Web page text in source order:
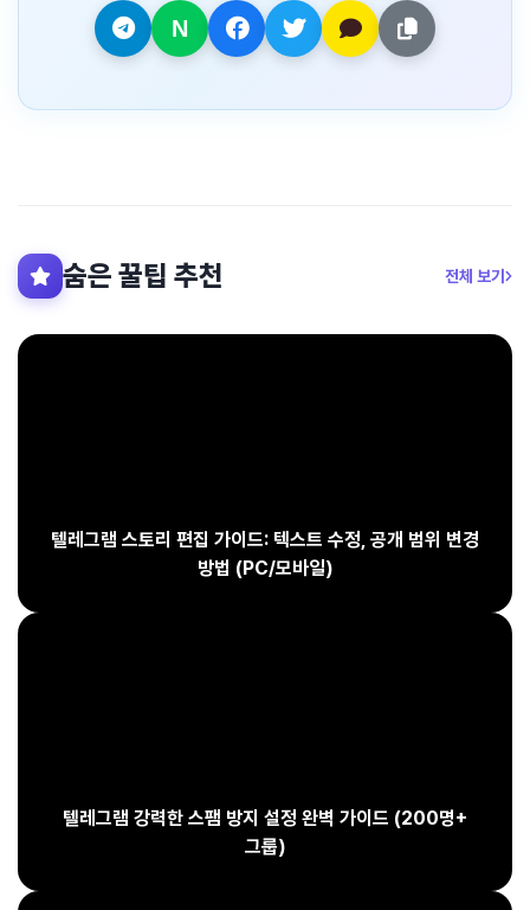
숨은 꿀팁 추천 전체 보기
텔레그램 스토리 편집 가이드: 텍스트 수정, 공개 범위 변경
방법 (PC/모바일)
텔레그램 강력한 스팸 방지 설정 완벽 가이드 (200명+
그룹)